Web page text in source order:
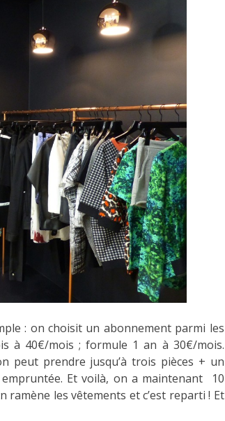
: on choisit un abonnement parmi les
à 40€/mois ; formule 1 an à 30€/mois.
peut prendre jusqu’à trois pièces + un
Et voilà, on a maintenant 10
les vêtements et c’est reparti ! Et